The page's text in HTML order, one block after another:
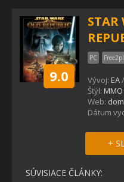
9.0
STAR
PC
Vývoj: EA/
Štýl: MMO
Web:
Dátum
+
SÚVISIACE ČLÁNKY: